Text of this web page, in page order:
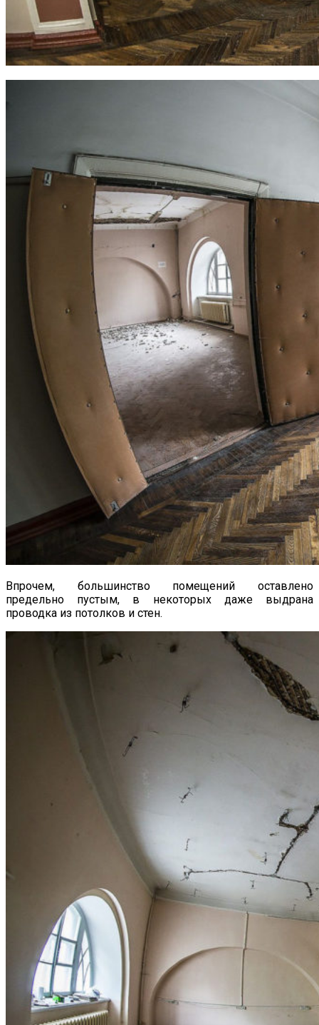
Впрочем, большинство помещений оставлено
предельно пустым, в некоторых даже выдрана
проводка из потолков и стен.